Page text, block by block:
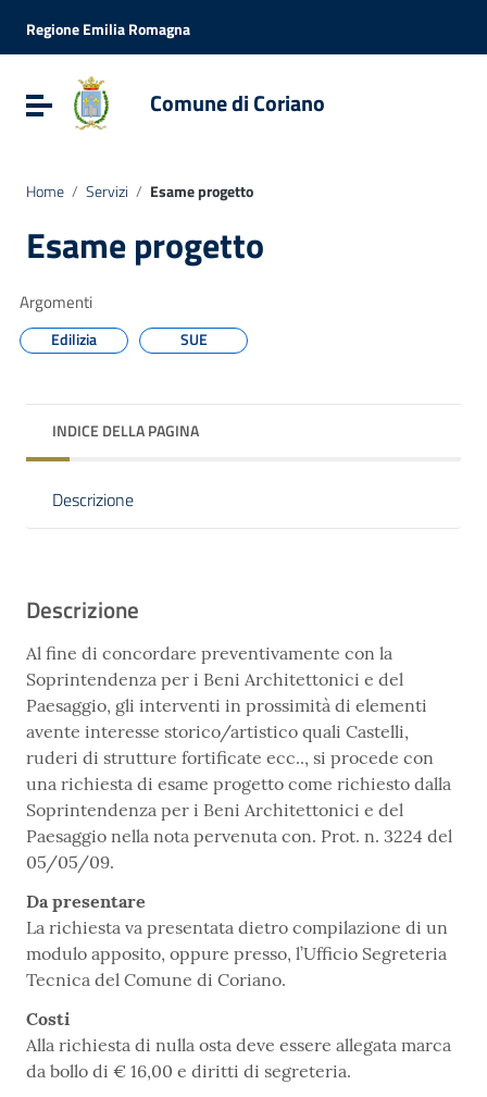
Vai al menu di navigazione
Vai al footer
Regione Emilia Romagna
Attiva / disattiva la navigazione
Comune di Coriano
Home / Servizi / Esame progetto
Esame progetto
Argomenti
Edilizia SUE
INDICE DELLA PAGINA
Descrizione
Descrizione
Al fine di concordare preventivamente con la
Soprintendenza per i Beni Architettonici e del
Paesaggio, gli interventi in prossimità di elementi
avente interesse storico/artistico quali Castelli,
ruderi di strutture fortificate ecc.., si procede con
una richiesta di esame progetto come richiesto dalla
Soprintendenza per i Beni Architettonici e del
Paesaggio nella nota pervenuta con. Prot. n. 3224 del
05/05/09.
Da presentare
La richiesta va presentata dietro compilazione di un
modulo apposito, oppure presso, l’Ufficio Segreteria
Tecnica del Comune di Coriano.
Costi
Alla richiesta di nulla osta deve essere allegata marca
da bollo di € 16,00 e diritti di segreteria.